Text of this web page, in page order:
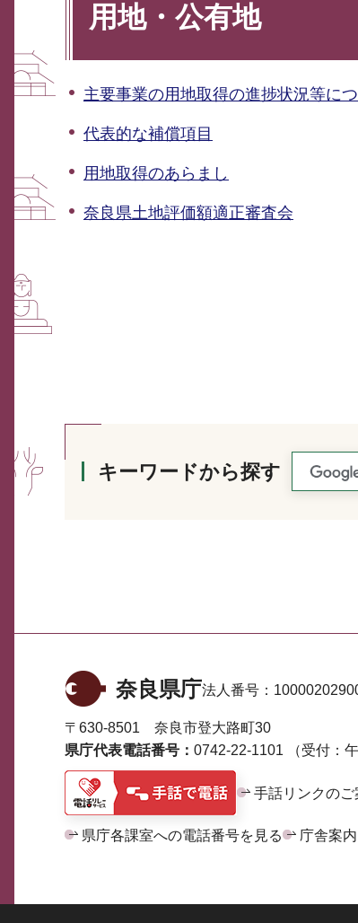
用地・公有地
主要事業の用地取得の進捗状況等に
代表的な補償項目
用地取得のあらまし
奈良県土地評価額適正審査会
キーワードから探す
奈良県庁法人番号：
〒630-8501 奈良市登大路町30
県庁代表電話番号： 0742-22-1101 （受付：
手話リンクのご
県庁各課室への電話番号を見る 庁舎案内